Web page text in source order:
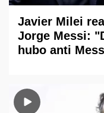
Javier Milei
Jorge Messi:
hubo anti